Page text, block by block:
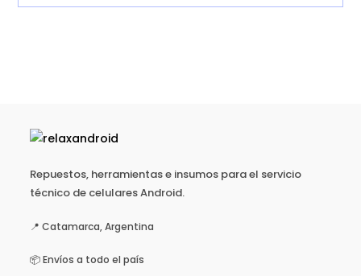
Repuestos, herramientas e insumos para el servicio
técnico de celulares Android.
📍 Catamarca, Argentina
📦 Envíos a todo el país